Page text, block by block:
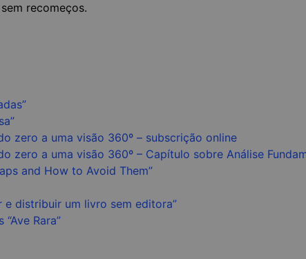
recomeços.
zero a uma visão 360º – subscrição online
zero a uma visão 360º – Capítulo sobre Análise
and How to Avoid Them”
e distribuir um livro sem editora”
Rara”